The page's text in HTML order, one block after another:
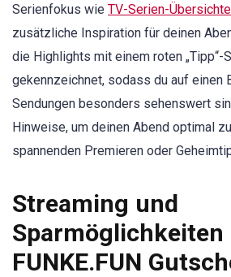
Serienfokus wie TV-Serien-
zusätzliche Inspiration für deinen
die Highlights mit einem roten „Tipp“-
gekennzeichnet, sodass du auf einen
Sendungen besonders sehenswert
Hinweise, um deinen Abend optimal
spannenden Premieren oder
Streaming und
FUNKE.FUN